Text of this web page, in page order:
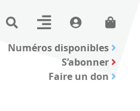
Numéros disponibles
S’abonner
Faire un don